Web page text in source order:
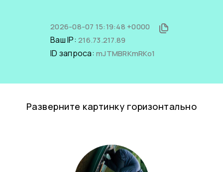
2026-08-07 15:19:48 +0000
Ваш IP: 216.73.217.89
ID запроса: mJTMBRKmRKo1
Разверните картинку горизонтально